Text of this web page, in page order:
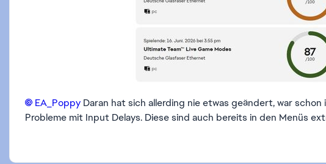
EA_Poppy​ Daran hat sich allerding nie etwas geändert, war
Probleme mit Input Delays. Diese sind auch bereits in den Menüs